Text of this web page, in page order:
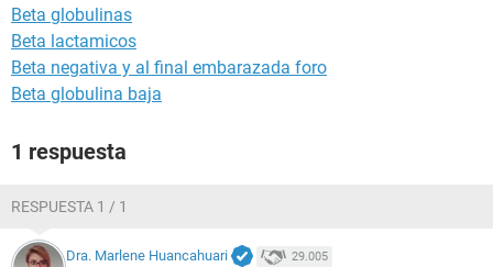
Beta globulinas
Beta lactamicos
Beta negativa y al final embarazada foro
Beta globulina baja
1 respuesta
RESPUESTA 1 / 1
Dra. Marlene Huancahuari 29.005